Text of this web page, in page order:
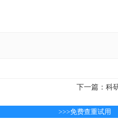
下一篇：科
>>>免费查重试用